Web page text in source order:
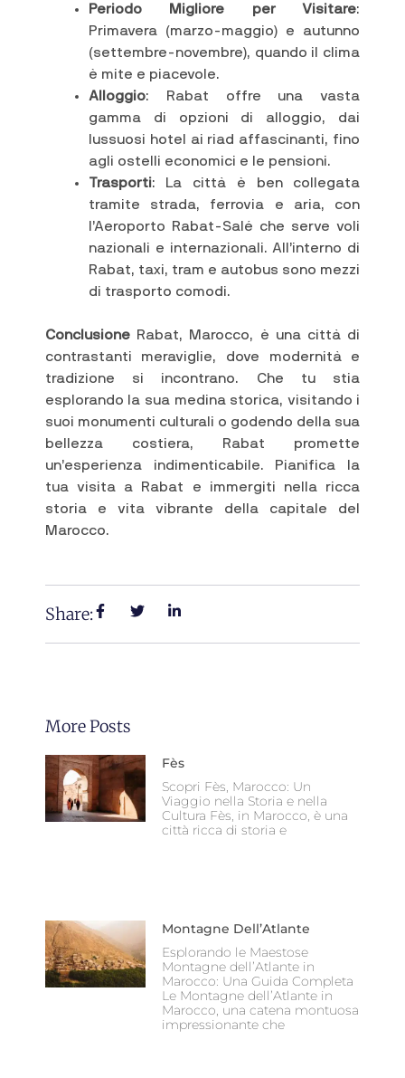
Periodo Migliore per Visitare:
Primavera (marzo-maggio) e autunno
(settembre-novembre), quando il clima
è mite e piacevole.
Alloggio: Rabat offre una vasta
gamma di opzioni di alloggio, dai
lussuosi hotel ai riad affascinanti, fino
agli ostelli economici e le pensioni.
Trasporti: La città è ben collegata
tramite strada, ferrovia e aria, con
l’Aeroporto Rabat-Salé che serve voli
nazionali e internazionali. All’interno di
Rabat, taxi, tram e autobus sono mezzi
di trasporto comodi.
ConclusioneRabat, Marocco, è una città di
contrastanti meraviglie, dove modernità e
tradizione si incontrano. Che tu stia
esplorando la sua medina storica, visitando i
suoi monumenti culturali o godendo della sua
bellezza costiera, Rabat promette
un’esperienza indimenticabile. Pianifica la
tua visita a Rabat e immergiti nella ricca
storia e vita vibrante della capitale del
Marocco.
Share:
More Posts
Fès
Scopri Fès, Marocco: Un
Viaggio nella Storia e nella
Cultura Fès, in Marocco, è una
città ricca di storia e
Montagne Dell’Atlante
Esplorando le Maestose
Montagne dell’Atlante in
Marocco: Una Guida Completa
Le Montagne dell’Atlante in
Marocco, una catena montuosa
impressionante che